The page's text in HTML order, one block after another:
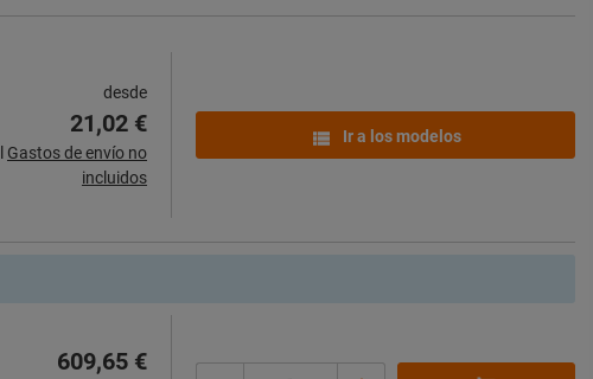
desde
21,02 €
Gastos de envío no
incluidos
Ir a los modelos
609,65 €